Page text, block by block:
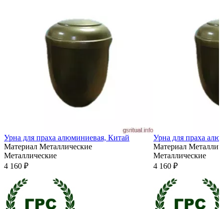
Урна для праха алюминиевая, Китай
Материал Металлические
Металлические
4 160 ₽
Урна для праха
Материал
Металлические
4 160 ₽